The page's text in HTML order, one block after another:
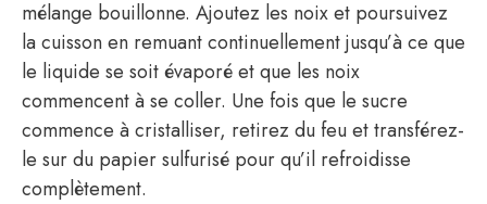
mélange bouillonne. Ajoutez les noix et poursuivez
la cuisson en remuant continuellement jusqu’à ce que
le liquide se soit évaporé et que les noix
commencent à se coller. Une fois que le sucre
commence à cristalliser, retirez du feu et transférez-
le sur du papier sulfurisé pour qu’il refroidisse
complètement.